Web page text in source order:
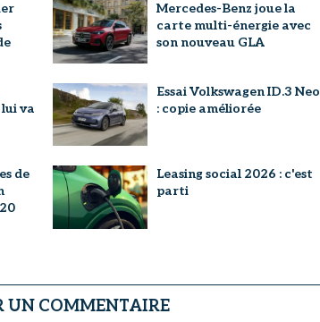
Mercedes-Benz joue la
carte multi-énergie avec
son nouveau GLA
lui va
Essai Volkswagen ID.3 Neo
: copie améliorée
de
Leasing social 2026 : c'est
parti
UN COMMENTAIRE